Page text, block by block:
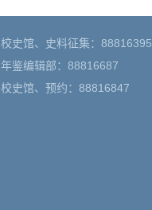
校史馆、史料征集：88816395
年鉴编辑部：88816687
校史馆、预约：88816847